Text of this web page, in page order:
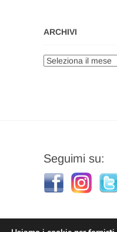
ARCHIVI
Archivi
Seguimi su: